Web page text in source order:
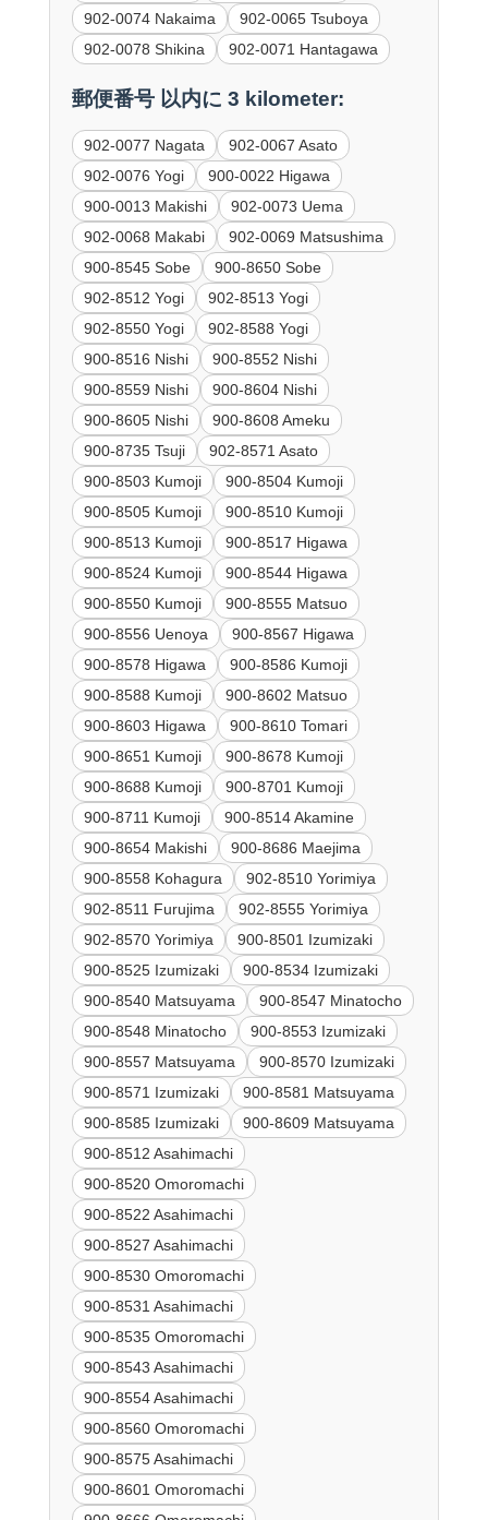
902-0074 Nakaima
902-0065 Tsuboya
902-0078 Shikina
902-0071 Hantagawa
郵便番号 以内に 3 kilometer:
902-0077 Nagata
902-0067 Asato
902-0076 Yogi
900-0022 Higawa
900-0013 Makishi
902-0073 Uema
902-0068 Makabi
902-0069 Matsushima
900-8545 Sobe
900-8650 Sobe
902-8512 Yogi
902-8513 Yogi
902-8550 Yogi
902-8588 Yogi
900-8516 Nishi
900-8552 Nishi
900-8559 Nishi
900-8604 Nishi
900-8605 Nishi
900-8608 Ameku
900-8735 Tsuji
902-8571 Asato
900-8503 Kumoji
900-8504 Kumoji
900-8505 Kumoji
900-8510 Kumoji
900-8513 Kumoji
900-8517 Higawa
900-8524 Kumoji
900-8544 Higawa
900-8550 Kumoji
900-8555 Matsuo
900-8556 Uenoya
900-8567 Higawa
900-8578 Higawa
900-8586 Kumoji
900-8588 Kumoji
900-8602 Matsuo
900-8603 Higawa
900-8610 Tomari
900-8651 Kumoji
900-8678 Kumoji
900-8688 Kumoji
900-8701 Kumoji
900-8711 Kumoji
900-8514 Akamine
900-8654 Makishi
900-8686 Maejima
900-8558 Kohagura
902-8510 Yorimiya
902-8511 Furujima
902-8555 Yorimiya
902-8570 Yorimiya
900-8501 Izumizaki
900-8525 Izumizaki
900-8534 Izumizaki
900-8540 Matsuyama
900-8547 Minatocho
900-8548 Minatocho
900-8553 Izumizaki
900-8557 Matsuyama
900-8570 Izumizaki
900-8571 Izumizaki
900-8581 Matsuyama
900-8585 Izumizaki
900-8609 Matsuyama
900-8512 Asahimachi
900-8520 Omoromachi
900-8522 Asahimachi
900-8527 Asahimachi
900-8530 Omoromachi
900-8531 Asahimachi
900-8535 Omoromachi
900-8543 Asahimachi
900-8554 Asahimachi
900-8560 Omoromachi
900-8575 Asahimachi
900-8601 Omoromachi